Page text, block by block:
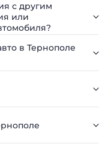
с другим
или
в Тернополе